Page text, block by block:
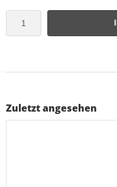
Zuletzt angesehen